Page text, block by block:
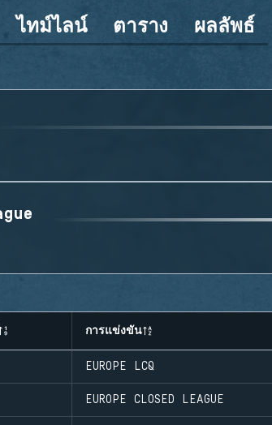
ไทม์ไลน์ ตาราง ผลลัพธ์
การแข่งขัน
EUROPE LCQ
EUROPE CLOSED LEAGUE